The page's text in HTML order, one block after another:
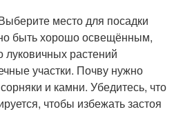
место для посадки
быть хорошо освещённым,
луковичных растений
участки. Почву нужно
и камни. Убедитесь, что
чтобы избежать застоя